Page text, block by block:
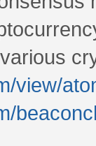
view/